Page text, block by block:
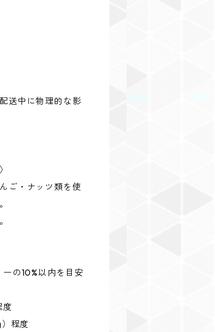
送中に物理的な影
ご・ナッツ類を使
の10%以内を目安
度
程度